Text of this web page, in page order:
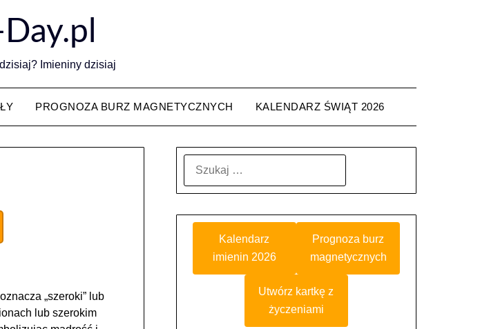
Imieniny dzisiaj
PROGNOZA BURZ MAGNETYCZNYCH KALENDARZ ŚWIĄT 2026
„szeroki” lub
lub szerokim
Kalendarz
imienin 2026
Prognoza burz
magnetycznych
Utwórz kartkę z
życzeniami